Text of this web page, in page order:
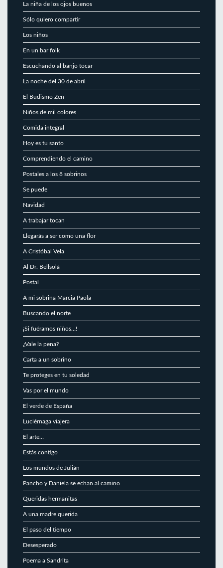
La niña de los ojos buenos
Sólo quiero compartir
Los niños
En un bar folk
Escuchando al banjo tocar
La noche del 30 de abril
El Budismo Zen
Niños de mil colores
Comida integral
Hoy es tu santo
Comprendiendo el camino
Postales a los 8 sobrinos
Se puede
Navidad
A trabajar tocan
Llegarás a ser como una flor
A Cristóbal Vela
Al Dr. Bellsolá
Postal
A mi sobrina Marcia Paola
Buscando el norte
¡Si fuéramos niños…!
¿Vale la pena?
Carta a un sobrino
Te proteges en tu soledad
Vas por el mundo
El verde de España
Luciérnaga viajera
El arte…
Estás contigo
Los mundos de Julián
Pancho y Daniela se echan al camino
Queridas hermanitas
A una madre querida
El paso del tiempo
Desesperado
Poema a Sandrita